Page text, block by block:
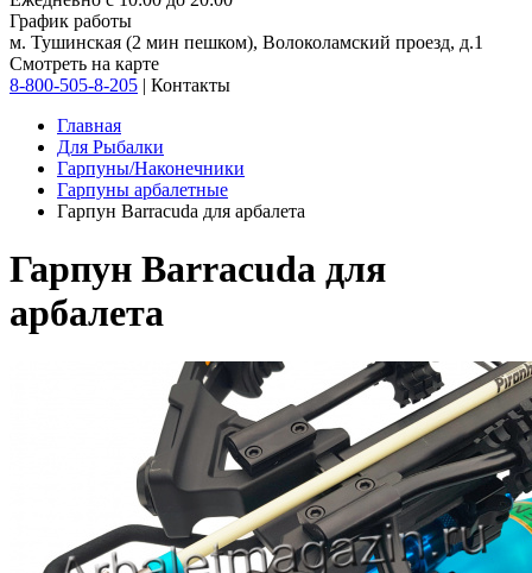
График работы
м. Тушинская (2 мин пешком), Волоколамский проезд, д.1
Смотреть на карте
8-800-505-8-205 | Контакты
Главная
Для Рыбалки
Гарпуны/Наконечники
Гарпуны арбалетные
Гарпун Barracuda для арбалета
Гарпун Barracuda для
арбалета